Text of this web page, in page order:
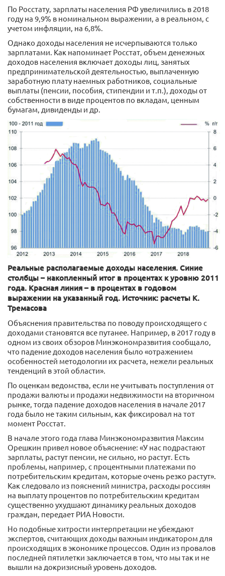
По Росстату, зарплаты населения РФ увеличились в 2018
году на 9,9% в номинальном выражении, а в реальном, с
учетом инфляции, на 6,8%.
Однако доходы населения не исчерпываются только
зарплатами. Как напоминает Росстат, объем денежных
доходов населения включает доходы лиц, занятых
предпринимательской деятельностью, выплаченную
заработную плату наемных работников, социальные
выплаты (пенсии, пособия, стипендии и т.п.), доходы от
собственности в виде процентов по вкладам, ценным
бумагам, дивиденды и др.
Реальные располагаемые доходы населения. Синие
столбцы – накопленный итог в процентах к уровню 2011
года. Красная линия – в процентах в годовом
выражении на указанный год. Источник: расчеты К.
Тремасова
Объяснения правительства по поводу происходящего с
доходами становятся все путанее. Например, в 2017 году в
одном из своих обзоров Минэкономразвития сообщало,
что падение доходов населения было «отражением
особенностей методологии их расчета, нежели реальных
тенденций в этой области».
По оценкам ведомства, если не учитывать поступления от
продажи валюты и продажи недвижимости на вторичном
рынке, тогда падение доходов населения в начале 2017
года было не таким сильным, как фиксировал на тот
момент Росстат.
В начале этого года глава Минэкономразвития Максим
Орешкин привел новое объяснение: «У нас подрастают
зарплаты, растут пенсии, не сильно, но растут. Есть
проблемы, например, с процентными платежами по
потребительским кредитам, которые очень резко растут».
Как следовало из пояснений министра, расходы россиян
на выплату процентов по потребительским кредитам
существенно ухудшают динамику реальных доходов
граждан, передает РИА Новости.
Но подобные хитрости интерпретации не убеждают
экспертов, считающих доходы важным индикатором для
происходящих в экономике процессов. Один из провалов
последней пятилетки заключается в том, что мы так и не
вышли на докризисный уровень доходов.